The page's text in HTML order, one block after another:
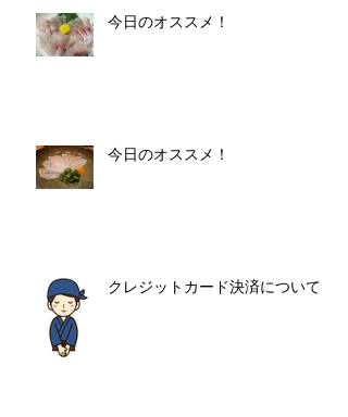
今日のオススメ！
今日のオススメ！
クレジットカード決済について